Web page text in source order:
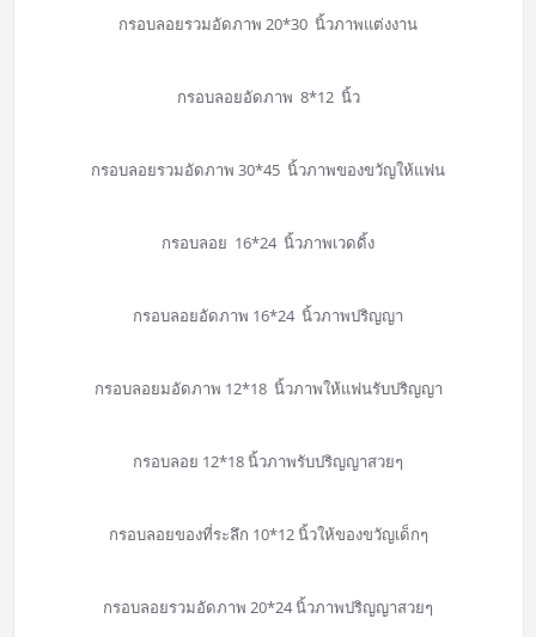
กรอบลอยรวมอัดภาพ 20*30 นิ้วภาพแต่งงาน
กรอบลอยอัดภาพ 8*12 นิ้ว
กรอบลอยรวมอัดภาพ 30*45 นิ้วภาพของขวัญให้แฟน
กรอบลอย 16*24 นิ้วภาพเวดดิ้ง
กรอบลอยอัดภาพ 16*24 นิ้วภาพปริญญา
กรอบลอยมอัดภาพ 12*18 นิ้วภาพให้แฟนรับปริญญา
กรอบลอย 12*18 นิ้วภาพรับปริญญาสวยๆ
กรอบลอยของที่ระลึก 10*12 นิ้วให้ของขวัญเด็กๆ
กรอบลอยรวมอัดภาพ 20*24 นิ้วภาพปริญญาสวยๆ